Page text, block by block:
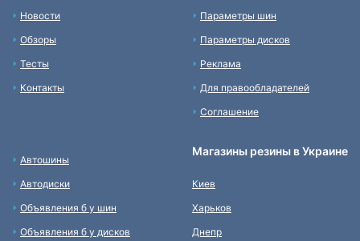
Новости
Обзоры
Тесты
Контакты
Параметры шин
Параметры дисков
Реклама
Для правообладателей
Соглашение
Автошины
Автодиски
Объявления б у шин
Объявления б у дисков
Магазины резины в Украине
Киев
Харьков
Днепр